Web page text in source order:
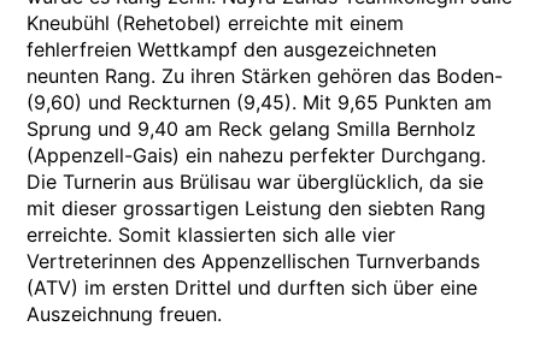
Kneubühl (Rehetobel) erreichte mit einem
fehlerfreien Wettkampf den ausgezeichneten
neunten Rang. Zu ihren Stärken gehören das Boden-
(9,60) und Reckturnen (9,45). Mit 9,65 Punkten am
Sprung und 9,40 am Reck gelang Smilla Bernholz
(Appenzell-Gais) ein nahezu perfekter Durchgang.
Die Turnerin aus Brülisau war überglücklich, da sie
mit dieser grossartigen Leistung den siebten Rang
erreichte. Somit klassierten sich alle vier
Vertreterinnen des Appenzellischen Turnverbands
(ATV) im ersten Drittel und durften sich über eine
Auszeichnung freuen.